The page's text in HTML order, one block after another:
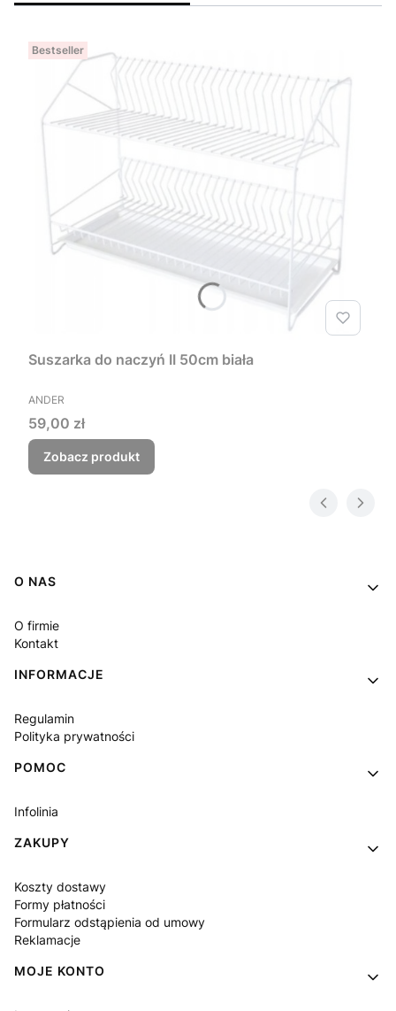
Bestseller
Suszarka do naczyń II 50cm biała
PRODUCENT
ANDER
Cena
59,00 zł
Zobacz produkt
Linki w stopce
O NAS
O firmie
Kontakt
INFORMACJE
Regulamin
Polityka prywatności
POMOC
Infolinia
ZAKUPY
Koszty dostawy
Formy płatności
Formularz odstąpienia od umowy
Reklamacje
MOJE KONTO